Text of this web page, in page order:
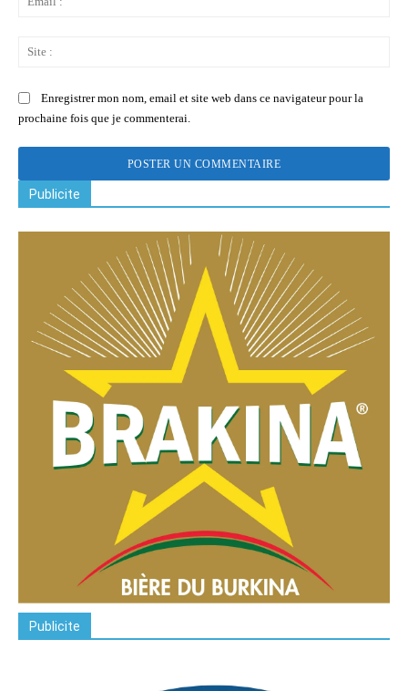
Enregistrer mon nom, email et site web dans ce navigateur pour la
prochaine fois que je commenterai.
Publicite
Publicite